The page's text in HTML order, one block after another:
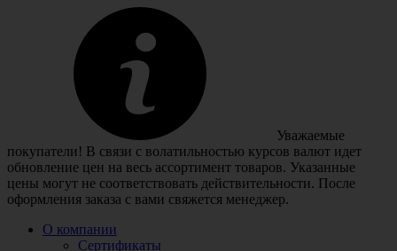
Уважаемые
покупатели! В связи с волатильностью курсов валют идет
обновление цен на весь ассортимент товаров. Указанные
цены могут не соответствовать действительности. После
оформления заказа с вами свяжется менеджер.
О компании
Сертификаты